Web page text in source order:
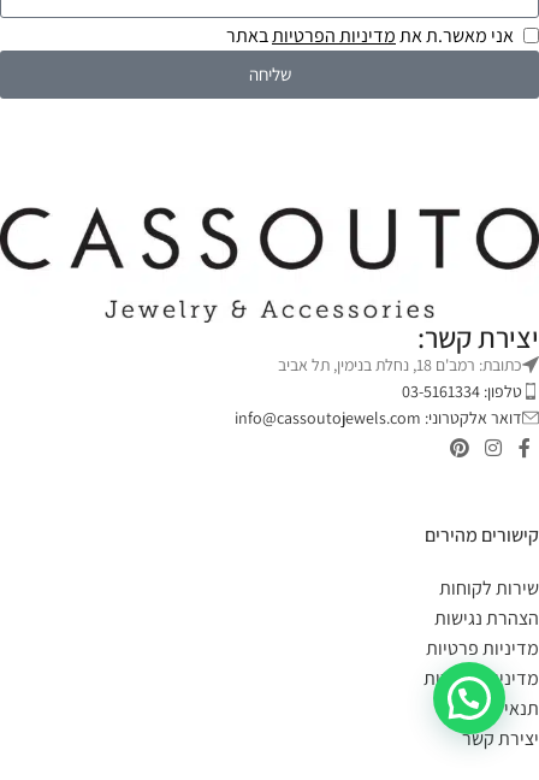
אני מאשר.ת אתמדיניות הפרטיותבאתר
שליחה
יצירת קשר:
כתובת: רמב'ם 18, נחלת בנימין, תל אביב
טלפון: 03-5161334
דואר אלקטרוני: info@cassoutojewels.com
קישורים מהירים
שירות לקוחות
הצהרת נגישות
מדיניות פרטיות
מדיניות החזרות
תנאי שימוש
יצירת קשר